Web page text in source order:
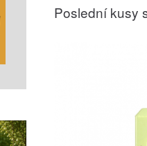
Poslední kusy